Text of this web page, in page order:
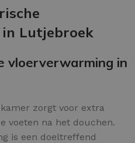
Lutjebroek
vloerverwarming in
zorgt voor extra
voeten na het douchen.
is een doeltreffend